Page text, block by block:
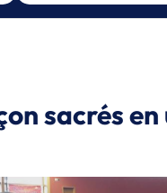
sacrés